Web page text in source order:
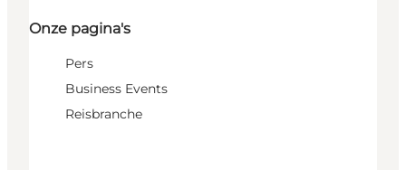
Onze pagina's
Pers
Business Events
Reisbranche